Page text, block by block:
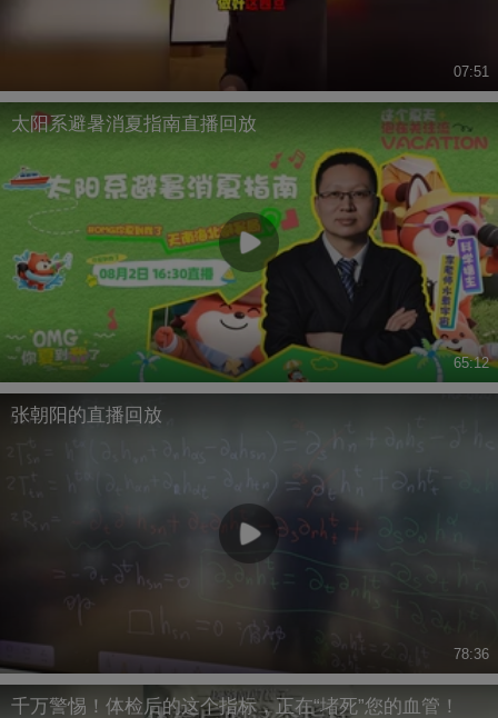
07:51
太阳系避暑消夏指南直播回放
65:12
张朝阳的直播回放
78:36
千万警惕！体检后的这个指标，正在“堵死”您的血管！